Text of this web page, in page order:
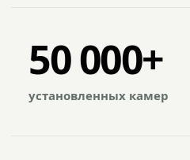
50 000+
установленных камер